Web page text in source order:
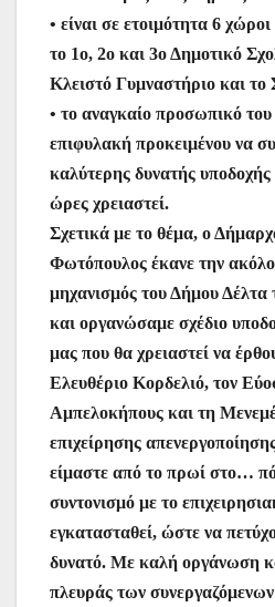
• είναι σε ετοιμότητα 6
το 1ο, 2ο και 3ο Δημοτικό
Κλειστό Γυμναστήριο και το
• το αναγκαίο προσωπικό του
επιφυλακή προκειμένου να
καλύτερης δυνατής
ώρες χρειαστεί.
Σχετικά με το θέμα, ο
Φωτόπουλος έκανε την
μηχανισμός του Δήμου Δέλτα
και οργανώσαμε σχέδιο
μας που θα χρειαστεί να
Ελευθέριο Κορδελιό, τον
Αμπελοκήπους και τη
επιχείρησης
είμαστε από το πρωί στο…
συντονισμό με το
εγκατασταθεί, ώστε να
δυνατό. Με καλή οργάνωση
πλευράς των